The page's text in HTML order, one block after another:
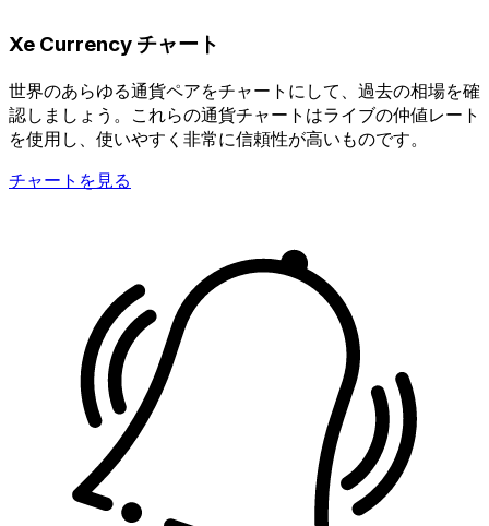
Xe Currency チャート
世界のあらゆる通貨ペアをチャートにして、過去の相場を確
認しましょう。これらの通貨チャートはライブの仲値レート
を使用し、使いやすく非常に信頼性が高いものです。
チャートを見る